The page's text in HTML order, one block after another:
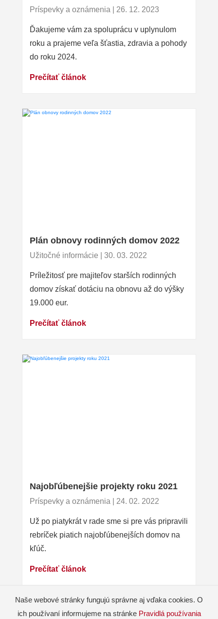
Príspevky a oznámenia | 26. 12. 2023
Ďakujeme vám za spoluprácu v uplynulom
roku a prajeme veľa šťastia, zdravia a pohody
do roku 2024.
Prečítať článok
Plán obnovy rodinných domov 2022
Užitočné informácie | 30. 03. 2022
Príležitosť pre majiteľov starších rodinných
domov získať dotáciu na obnovu až do výšky
19.000 eur.
Prečítať článok
Najobľúbenejšie projekty roku 2021
Príspevky a oznámenia | 24. 02. 2022
Už po piatykrát v rade sme si pre vás pripravili
rebríček piatich najobľúbenejších domov na
kľúč.
Prečítať článok
Naše webové stránky fungujú správne aj vďaka cookies. O
ich používaní informujeme na stránke Pravidlá používania